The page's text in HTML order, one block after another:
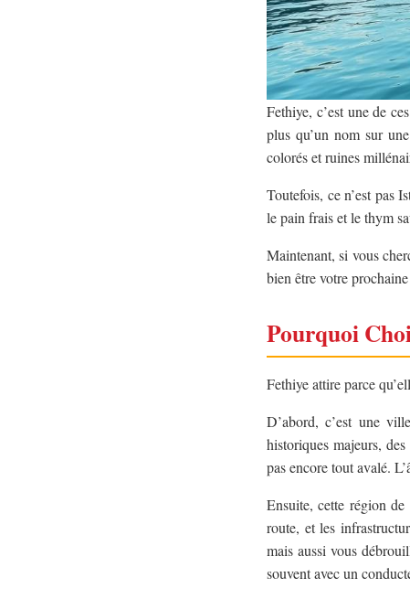
Fethiye, c’est une de
plus qu’un nom sur
colorés et ruines
Toutefois, ce n’est pas
le pain frais et le thym
Maintenant, si vous
bien être votre
Pourquoi
Fethiye attire parce
D’abord, c’est une
historiques majeurs,
pas encore tout avalé.
Ensuite, cette région
route, et les
mais aussi vous
souvent avec un